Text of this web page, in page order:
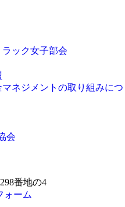
ック女子部会
ネジメントの取り組みにつ
番地の4
ォーム